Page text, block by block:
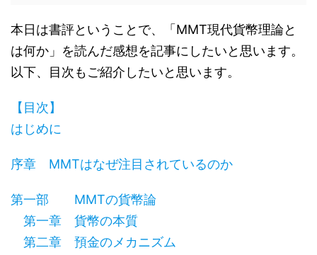
本日は書評ということで、「MMT現代貨幣理論と
は何か」を読んだ感想を記事にしたいと思います。
以下、目次もご紹介したいと思います。
【目次】
はじめに
序章 MMTはなぜ注目されているのか
第一部 MMTの貨幣論
第一章 貨幣の本質
第二章 預金のメカニズム